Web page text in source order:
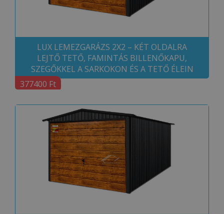
LUX LEMEZGARÁZS 2X2 – KÉT OLDALRA
LEJTŐ TETŐ, FAMINTÁS BILLENŐKAPU,
SZEGŐKKEL A SARKOKON ÉS A TETŐ ÉLEIN
377400 Ft